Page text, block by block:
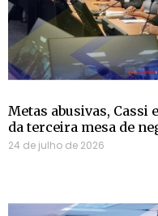
Metas abusivas, Cassi
da terceira mesa de
24 de julho de 2026